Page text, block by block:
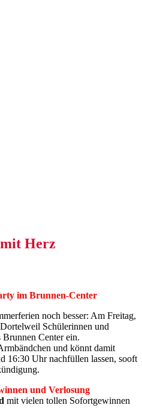
Herz
im Brunnen-Center
noch besser: Am Freitag,
Schülerinnen und
Center ein.
und könnt damit
16:30 Uhr nachfüllen lassen, sooft
und Verlosung
mit vielen tollen Sofortgewinnen